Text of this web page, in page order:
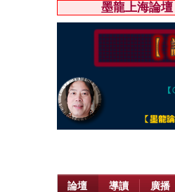
墨龍上海論壇
論壇 導讀 廣播